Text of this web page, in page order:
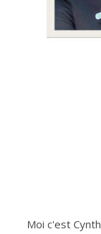
Moi c'est